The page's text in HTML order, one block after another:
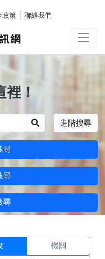
政策 聯絡我們
！
進階搜尋
尋
尋
尋
面
機關